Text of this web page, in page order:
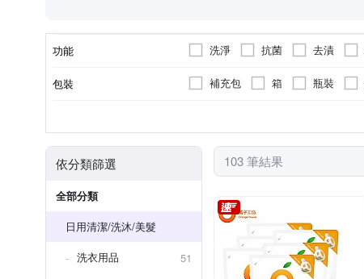
功能 洗淨 抗菌 去漬
包裝 補充包 箱 瓶裝
依分類篩選
全部分類
日用清潔/洗沐/美髮
洗衣用品
51
103 筆結果